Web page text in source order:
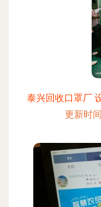
泰兴回收口罩厂
更新时